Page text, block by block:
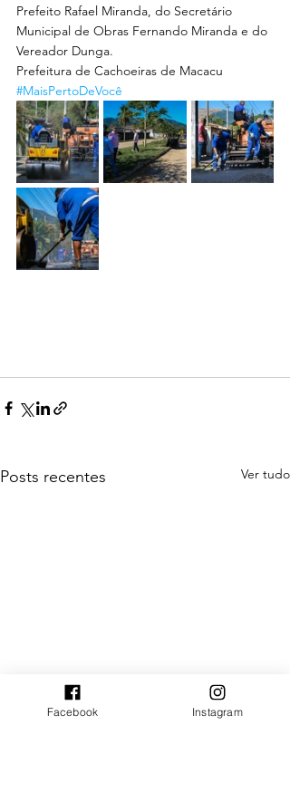
Prefeito Rafael Miranda, do Secretário
Municipal de Obras Fernando Miranda e do
Vereador Dunga.
Prefeitura de Cachoeiras de Macacu
#MaisPertoDeVocê
Posts recentes Ver tudo
Facebook Instagram